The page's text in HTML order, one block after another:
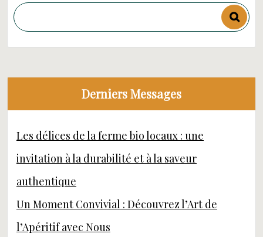
Derniers Messages
Les délices de la ferme bio locaux : une
invitation à la durabilité et à la saveur
authentique
Un Moment Convivial : Découvrez l’Art de
l’Apéritif avec Nous